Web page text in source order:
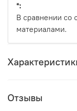
*:
В сравнении со
материалами.
Отзывы